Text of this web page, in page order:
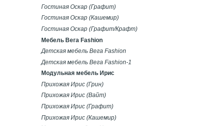
Гостиная Оскар (Графит)
Гостиная Оскар (Кашемир)
Гостиная Оскар (Графит/Крафт)
Мебель Вега Fashion
Детская мебель Вега Fashion
Детская мебель Вега Fashion-1
Модульная мебель Ирис
Прихожая Ирис (Грин)
Прихожая Ирис (Вайт)
Прихожая Ирис (Графит)
Прихожая Ирис (Кашемир)